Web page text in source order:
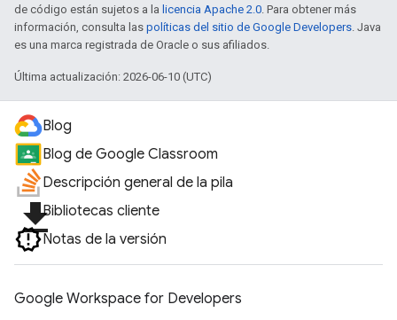
de código están sujetos a la licencia Apache 2.0. Para obtener más
información, consulta las políticas del sitio de Google Developers. Java
es una marca registrada de Oracle o sus afiliados.
Última actualización: 2026-06-10 (UTC)
Blog
Blog de Google Classroom
Descripción general de la pila
file_downloadBibliotecas cliente
Notas de la versión
Google Workspace for Developers